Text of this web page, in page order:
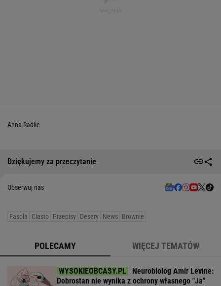
Anna Radke
Dziękujemy za przeczytanie
Obserwuj nas
Fasola Ciasto Przepisy Desery News Brownie
POLECAMY WIĘCEJ TEMATÓW
Neurobiolog Amir Levine:
Dobrostan nie wynika z ochrony własnego "Ja"